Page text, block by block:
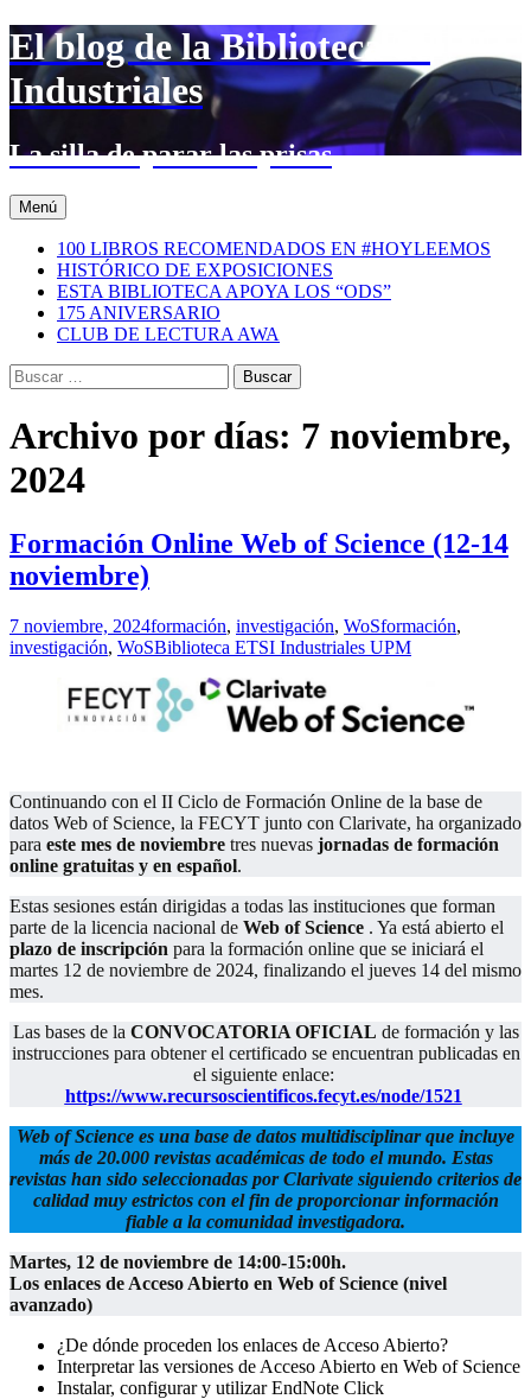
Saltar
al
contenido
El blog de la Biblioteca de
Industriales
La silla de parar las prisas
Menú
100 LIBROS RECOMENDADOS EN #HOYLEEMOS
HISTÓRICO DE EXPOSICIONES
ESTA BIBLIOTECA APOYA LOS “ODS”
175 ANIVERSARIO
CLUB DE LECTURA AWA
Buscar:
Archivo por días: 7 noviembre,
2024
Formación Online Web of Science (12-14
noviembre)
7 noviembre, 2024formación, investigación, WoSformación,
investigación, WoSBiblioteca ETSI Industriales UPM
Continuando con el II Ciclo de Formación Online de la base de
datos Web of Science, la FECYT junto con Clarivate, ha organizado
para este mes de noviembre tres nuevas jornadas de formación
online gratuitas y en español.
Estas sesiones están dirigidas a todas las instituciones que forman
parte de la licencia nacional de Web of Science . Ya está abierto el
plazo de inscripción para la formación online que se iniciará el
martes 12 de noviembre de 2024, finalizando el jueves 14 del mismo
mes.
Las bases de la CONVOCATORIA OFICIAL de formación y las
instrucciones para obtener el certificado se encuentran publicadas en
el siguiente enlace:
https://www.recursoscientificos.fecyt.es/node/1521
Web of Science es una base de datos multidisciplinar que incluye
más de 20.000 revistas académicas de todo el mundo. Estas
revistas han sido seleccionadas por Clarivate siguiendo criterios de
calidad muy estrictos con el fin de proporcionar información
fiable a la comunidad investigadora.
Martes, 12 de noviembre de 14:00-15:00h.
Los enlaces de Acceso Abierto en Web of Science (nivel
avanzado)
¿De dónde proceden los enlaces de Acceso Abierto?
Interpretar las versiones de Acceso Abierto en Web of Science
Instalar, configurar y utilizar EndNote Click